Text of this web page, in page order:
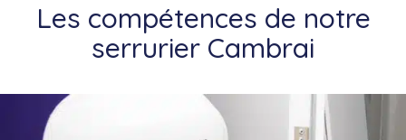
Les compétences de notre
serrurier Cambrai